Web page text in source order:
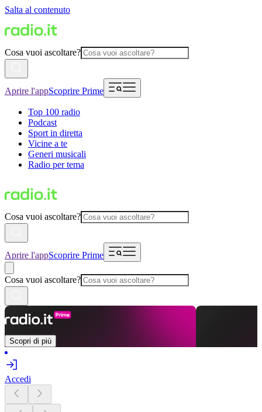
Salta al contenuto
Cosa vuoi ascoltare?
Aprire l'appScoprire Prime
Top 100 radio
Podcast
Sport in diretta
Vicine a te
Generi musicali
Radio per tema
Cosa vuoi ascoltare?
Aprire l'appScoprire Prime
Cosa vuoi ascoltare?
Scopri di più
Accedi